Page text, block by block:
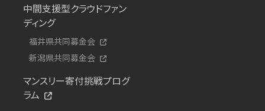
中間支援型クラウドファン
ディング
福井県共同募金会
新潟県共同募金会
マンスリー寄付挑戦プログ
ラム